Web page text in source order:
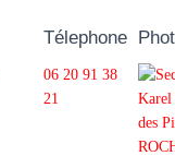
Télephone
06 20 91 38
21